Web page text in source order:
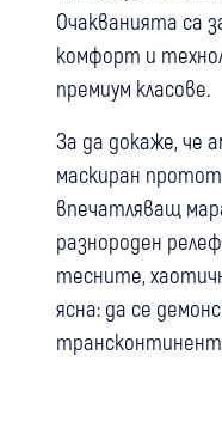
Очакванията са
комфорт и
премиум класове.
За да докаже, че
маскиран
впечатляващ
разнороден
тесните,
ясна: да се